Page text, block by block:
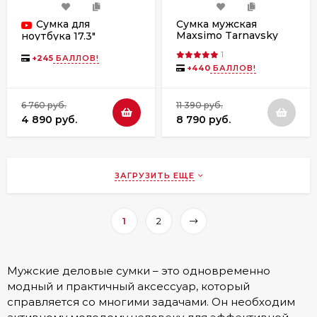
Сумка для
ноутбука 17.3"
+245 БАЛЛОВ!
6 760 руб.
4 890 руб.
Сумка мужская
Maxsimo Tarnavsky
1
+440 БАЛЛОВ!
11 390 руб.
8 790 руб.
ЗАГРУЗИТЬ ЕЩЕ
1 2
Мужские деловые сумки – это одновременно
модный и практичный аксессуар, который
справляется со многими задачами. Он необходим